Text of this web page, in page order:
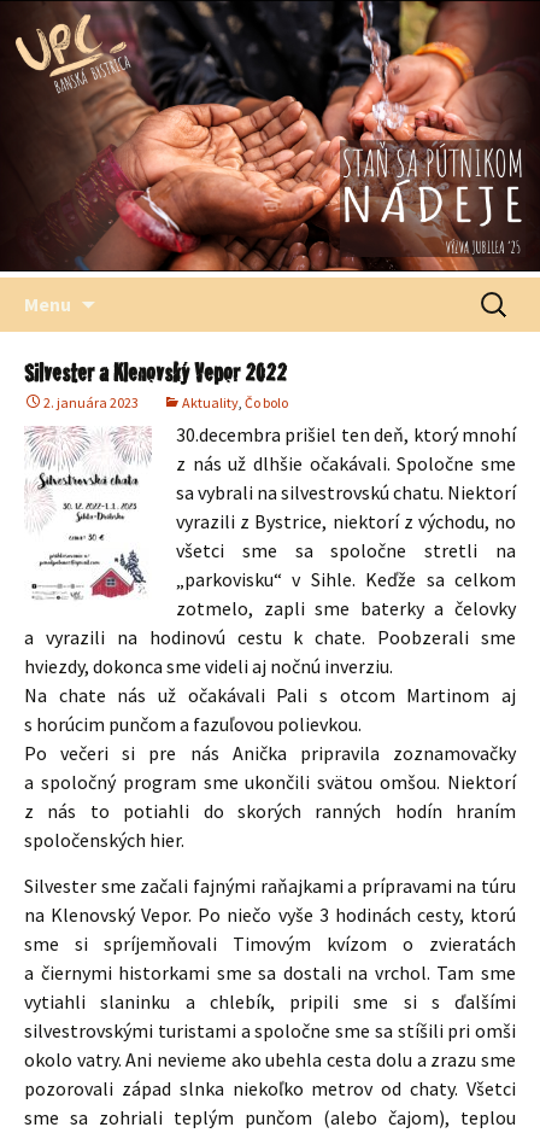
Univerzitnépastoračné centrum
Štefana Moysesa, biskupa, Banská Bystrica
Menu Hľadať:
Silvester a Klenovský Vepor 2022
2. januára 2023 Aktuality, Čo bolo
30.decembra prišiel ten deň, ktorý mnohí
z nás už dlhšie očakávali. Spoločne sme
sa vybrali na silvestrovskú chatu. Niektorí
vyrazili z Bystrice, niektorí z východu, no
všetci sme sa spoločne stretli na
„parkovisku“ v Sihle. Keďže sa celkom
zotmelo, zapli sme baterky a čelovky
a vyrazili na hodinovú cestu k chate. Poobzerali sme
hviezdy, dokonca sme videli aj nočnú inverziu.
Na chate nás už očakávali Pali s otcom Martinom aj
s horúcim punčom a fazuľovou polievkou.
Po večeri si pre nás Anička pripravila zoznamovačky
a spoločný program sme ukončili svätou omšou. Niektorí
z nás to potiahli do skorých ranných hodín hraním
spoločenských hier.
Silvester sme začali fajnými raňajkami a prípravami na túru
na Klenovský Vepor. Po niečo vyše 3 hodinách cesty, ktorú
sme si spríjemňovali Timovým kvízom o zvieratách
a čiernymi historkami sme sa dostali na vrchol. Tam sme
vytiahli slaninku a chlebík, pripili sme si s ďalšími
silvestrovskými turistami a spoločne sme sa stíšili pri omši
okolo vatry. Ani nevieme ako ubehla cesta dolu a zrazu sme
pozorovali západ slnka niekoľko metrov od chaty. Všetci
sme sa zohriali teplým punčom (alebo čajom), teplou